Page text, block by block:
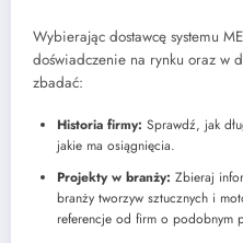
Wybierając dostawcę systemu
doświadczenie na rynku oraz w
zbadać:
Historia firmy: Sprawdź, jak
jakie ma osiągnięcia.
Projekty w branży: Zbieraj
branży tworzyw sztucznych i
referencje od firm o podobnym